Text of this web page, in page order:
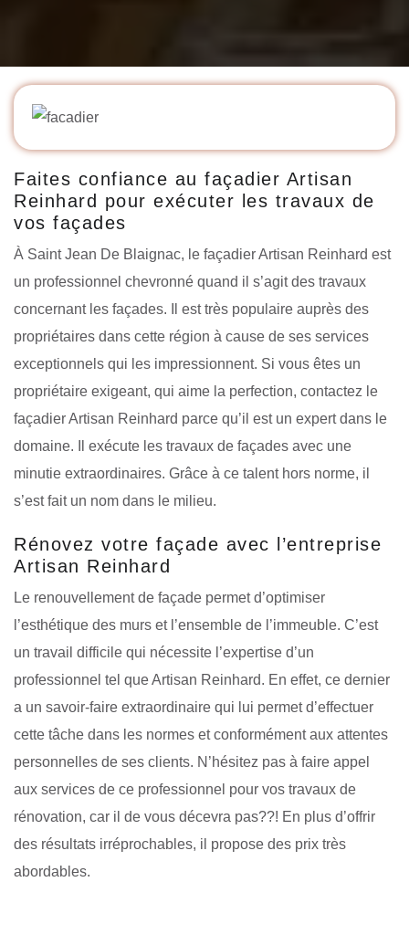
Faites confiance au façadier Artisan
Reinhard pour exécuter les travaux de
vos façades
À Saint Jean De Blaignac, le façadier Artisan Reinhard est
un professionnel chevronné quand il s’agit des travaux
concernant les façades. Il est très populaire auprès des
propriétaires dans cette région à cause de ses services
exceptionnels qui les impressionnent. Si vous êtes un
propriétaire exigeant, qui aime la perfection, contactez le
façadier Artisan Reinhard parce qu’il est un expert dans le
domaine. Il exécute les travaux de façades avec une
minutie extraordinaires. Grâce à ce talent hors norme, il
s’est fait un nom dans le milieu.
Rénovez votre façade avec l’entreprise
Artisan Reinhard
Le renouvellement de façade permet d’optimiser
l’esthétique des murs et l’ensemble de l’immeuble. C’est
un travail difficile qui nécessite l’expertise d’un
professionnel tel que Artisan Reinhard. En effet, ce dernier
a un savoir-faire extraordinaire qui lui permet d’effectuer
cette tâche dans les normes et conformément aux attentes
personnelles de ses clients. N’hésitez pas à faire appel
aux services de ce professionnel pour vos travaux de
rénovation, car il de vous décevra pas??! En plus d’offrir
des résultats irréprochables, il propose des prix très
abordables.